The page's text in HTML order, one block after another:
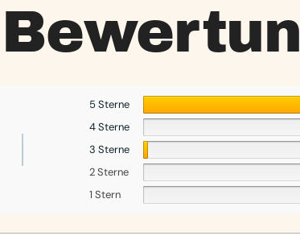
5 Sterne
4 Sterne
3 Sterne
2 Sterne
1 Stern